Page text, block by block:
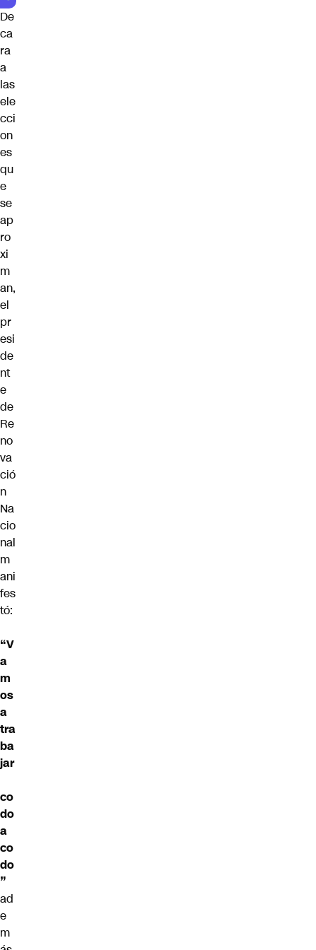
De
ca
ra
a
las
ele
cci
on
es
qu
e
se
ap
ro
xi
m
an,
el
pr
esi
de
nt
e
de
Re
no
va
ció
n
Na
cio
nal
m
ani
fes
tó:
“V
a
m
os
a
tra
ba
jar
co
do
a
co
do
”
ad
e
m